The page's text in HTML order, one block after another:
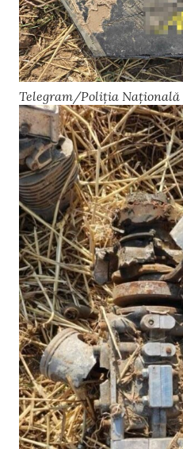
Telegram/Poliția Națională